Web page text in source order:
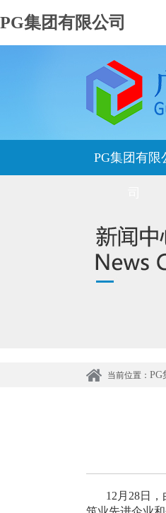
PG集团有限公司
PG集团有限
当前位置： PG
12月28日，